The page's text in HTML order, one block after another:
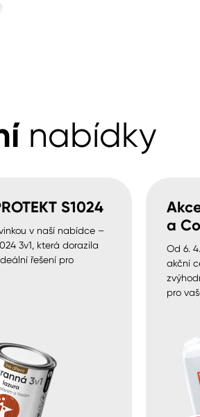
nabídky
S1024
v naší nabídce –
3v1, která dorazila
řešení pro
a
Od 6.
akční
pro